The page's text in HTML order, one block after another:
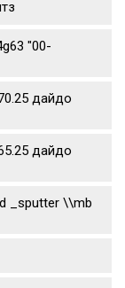
"00-
дайдо
дайдо
_sputter \\mb